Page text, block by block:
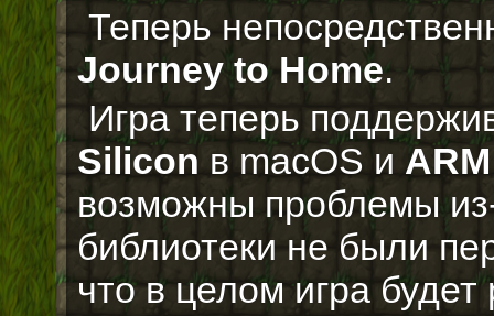
Теперь
Journey to Home.
Игра теперь
Silicon в macOS и ARM
возможны проблемы
библиотеки не были
что в целом игра